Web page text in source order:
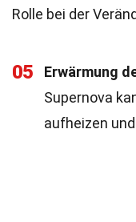
Rolle bei der
05 Erwärmung
Supernova
aufheizen